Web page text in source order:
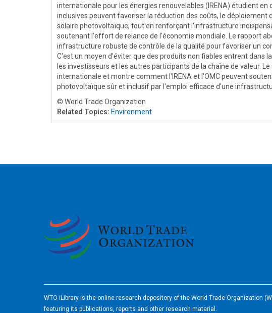
internationale pour les énergies renouvelables (IRENA) étudient
inclusives peuvent favoriser la réduction des coûts, le
solaire photovoltaïque, tout en renforçant l'infrastructure
soutenant l'effort de relance de l'économie mondiale. Le rapport
infrastructure robuste de contrôle de la qualité pour favoriser un
C'est un moyen d'éviter que des produits non fiables entrent dans
les investisseurs et les autres participants de la chaîne de valeur.
internationale et montre comment l'IRENA et l'OMC peuvent
photovoltaïque sûr et inclusif par l'emploi efficace d'une
© World Trade Organization
Related Topics: Environment
WTO iLibrary is the online research depository of the World Trade Organization
featuring its publications, reports and other research material.